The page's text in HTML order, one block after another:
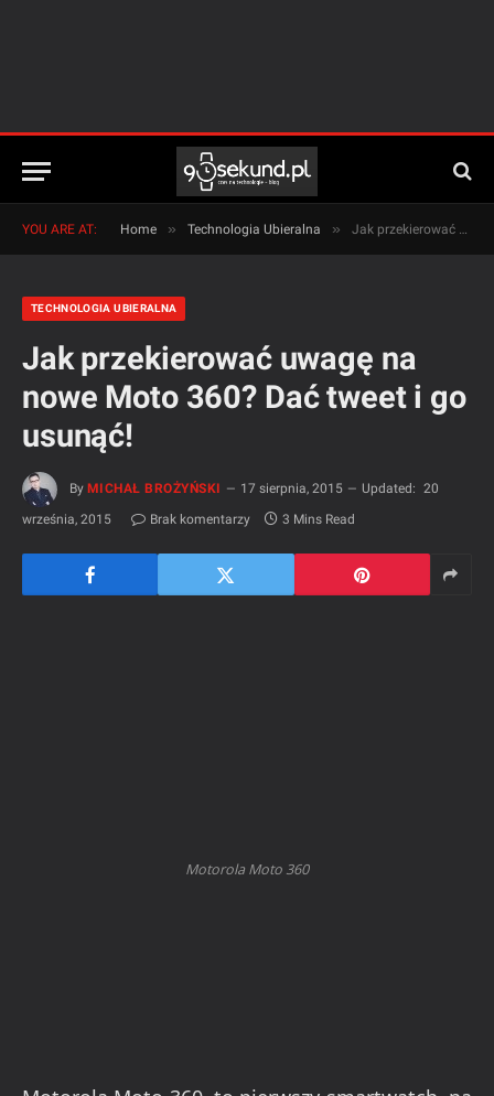
YOU ARE AT: Home » Technologia Ubieralna » Jak przekierować uwagę na nowe Moto 360? Dać tweet i go usunąć!
TECHNOLOGIA UBIERALNA
Jak przekierować uwagę na
nowe Moto 360? Dać tweet i go
usunąć!
By MICHAŁ BROŻYŃSKI 17 sierpnia, 2015 Updated: 20
września, 2015
Brak komentarzy 3 Mins Read
Motorola Moto 360